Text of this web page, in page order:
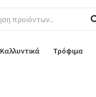
Καλλυντικά Τρόφιμα